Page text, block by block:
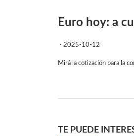
Euro hoy: a
- 2025-10-12
Mirá la cotización para la
TE PUEDE